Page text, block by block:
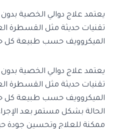
يعتمد علاج دوالي الخصية
تقنيات حديثة مثل القسطرة
الميكروويف حسب طبيعة كل
يعتمد علاج دوالي الخصية
تقنيات حديثة مثل القسطرة
الميكروويف حسب طبيعة كل
الحالة بشكل مستمر بعد
ممكنة للعلاج وتحسين جودة